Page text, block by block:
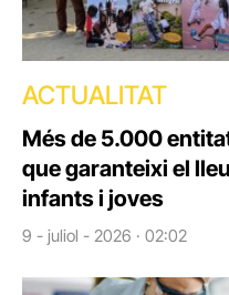
ACTUALITAT
Més de 5.000
que garanteixi el
infants i joves
9 - juliol - 2026 · 02:02